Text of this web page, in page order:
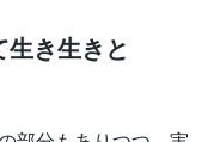
き生きと